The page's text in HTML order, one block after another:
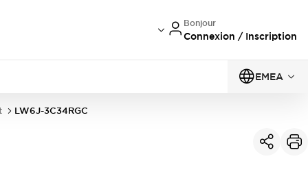
Bonjour
Connexion / Inscription
EMEA
LW6J-3C34RGC